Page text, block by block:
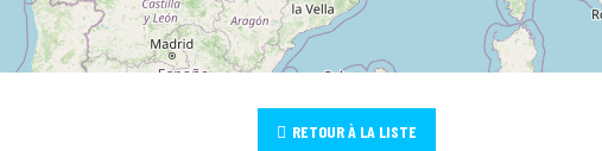
RETOUR À LA LISTE